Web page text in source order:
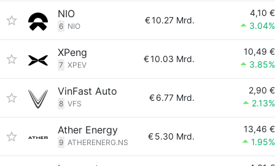
NIO
6 NIO
€10.27 Mrd.
4,10 €
3.04%
XPeng
7 XPEV
€10.03 Mrd.
10,49 €
3.85%
VinFast Auto
8 VFS
€6.77 Mrd.
2,90 €
2.13%
Ather Energy
9 ATHERENERG.NS
€5.30 Mrd.
13,46 €
1.95%